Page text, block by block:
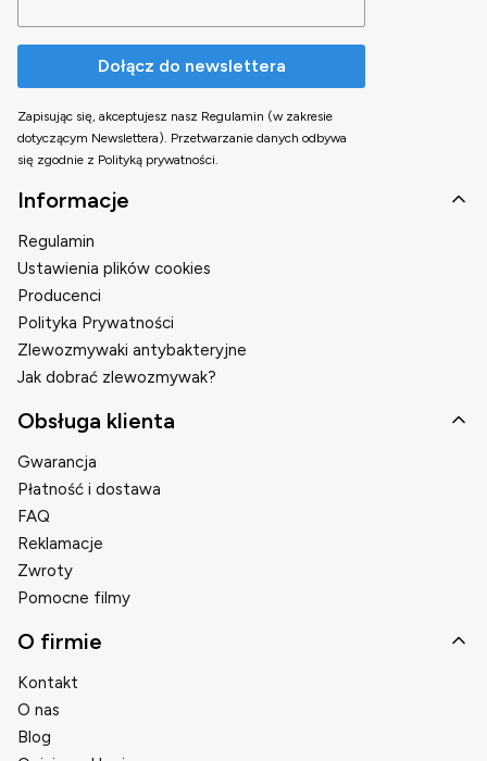
Dołącz do newslettera
Zapisując się, akceptujesz nasz Regulamin (w zakresie
dotyczącym Newslettera). Przetwarzanie danych odbywa
się zgodnie z Polityką prywatności.
Linki w stopce
Informacje
Regulamin
Ustawienia plików cookies
Producenci
Polityka Prywatności
Zlewozmywaki antybakteryjne
Jak dobrać zlewozmywak?
Obsługa klienta
Gwarancja
Płatność i dostawa
FAQ
Reklamacje
Zwroty
Pomocne filmy
O firmie
Kontakt
O nas
Blog